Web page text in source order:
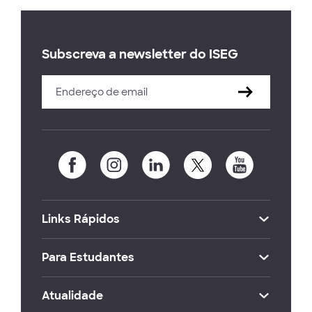
Subscreva a newsletter do ISEG
Links Rápidos
Para Estudantes
Atualidade